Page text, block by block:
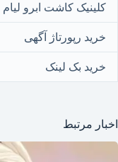
کلینیک کاشت ابرو لیام
خرید رپورتاژ آگهی
خرید بک لینک
اخبار مرتبط